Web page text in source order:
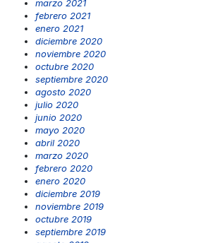
marzo 2021
febrero 2021
enero 2021
diciembre 2020
noviembre 2020
octubre 2020
septiembre 2020
agosto 2020
julio 2020
junio 2020
mayo 2020
abril 2020
marzo 2020
febrero 2020
enero 2020
diciembre 2019
noviembre 2019
octubre 2019
septiembre 2019